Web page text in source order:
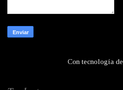
Con tecnología de